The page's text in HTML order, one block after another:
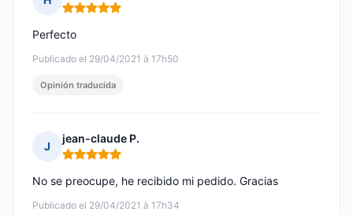
Nota: 5 de 5
Publicado el 29/04/2021 à 17h50
Perfecto
Opinión traducida
J
jean-claude P.
Nota: 5 de 5
Publicado el 29/04/2021 à 17h34
No se preocupe, he recibido mi pedido. Gracias